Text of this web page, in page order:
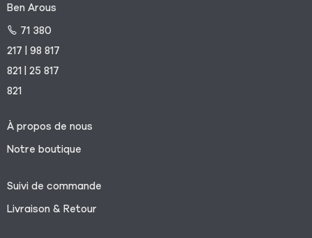
Ben Arous
71 380
217 | 98 817
821 | 25 817
821
À propos de nous
Notre boutique
Suivi de commande
Livraison & Retour